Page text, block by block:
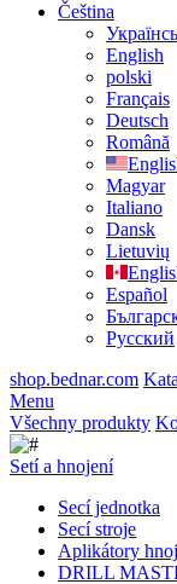
Čeština
English
polski
Français
Deutsch
Română
Magyar
Italiano
Dansk
Lietuvių
Español
Русский
shop.bednar.com
Menu
Všechny produkty
Setí a hnojení
Secí jednotka
Secí stroje
Aplikátory
DRILL